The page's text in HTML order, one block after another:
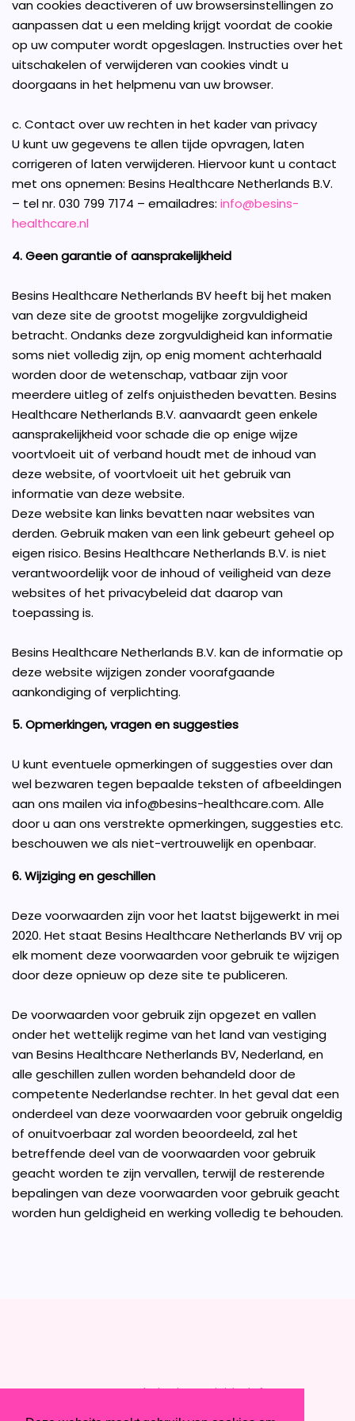
van cookies deactiveren of uw browsersinstellingen zo
aanpassen dat u een melding krijgt voordat de cookie
op uw computer wordt opgeslagen. Instructies over het
uitschakelen of verwijderen van cookies vindt u
doorgaans in het helpmenu van uw browser.
c. Contact over uw rechten in het kader van privacy
U kunt uw gegevens te allen tijde opvragen, laten
corrigeren of laten verwijderen. Hiervoor kunt u contact
met ons opnemen: Besins Healthcare Netherlands B.V.
– tel nr. 030 799 7174 – emailadres: info@besins-
healthcare.nl
4. Geen garantie of aansprakelijkheid
Besins Healthcare Netherlands BV heeft bij het maken
van deze site de grootst mogelijke zorgvuldigheid
betracht. Ondanks deze zorgvuldigheid kan informatie
soms niet volledig zijn, op enig moment achterhaald
worden door de wetenschap, vatbaar zijn voor
meerdere uitleg of zelfs onjuistheden bevatten. Besins
Healthcare Netherlands B.V. aanvaardt geen enkele
aansprakelijkheid voor schade die op enige wijze
voortvloeit uit of verband houdt met de inhoud van
deze website, of voortvloeit uit het gebruik van
informatie van deze website.
Deze website kan links bevatten naar websites van
derden. Gebruik maken van een link gebeurt geheel op
eigen risico. Besins Healthcare Netherlands B.V. is niet
verantwoordelijk voor de inhoud of veiligheid van deze
websites of het privacybeleid dat daarop van
toepassing is.
Besins Healthcare Netherlands B.V. kan de informatie op
deze website wijzigen zonder voorafgaande
aankondiging of verplichting.
5. Opmerkingen, vragen en suggesties
U kunt eventuele opmerkingen of suggesties over dan
wel bezwaren tegen bepaalde teksten of afbeeldingen
aan ons mailen via info@besins-healthcare.com. Alle
door u aan ons verstrekte opmerkingen, suggesties etc.
beschouwen we als niet-vertrouwelijk en openbaar.
6. Wijziging en geschillen
Deze voorwaarden zijn voor het laatst bijgewerkt in mei
2020. Het staat Besins Healthcare Netherlands BV vrij op
elk moment deze voorwaarden voor gebruik te wijzigen
door deze opnieuw op deze site te publiceren.
De voorwaarden voor gebruik zijn opgezet en vallen
onder het wettelijk regime van het land van vestiging
van Besins Healthcare Netherlands BV, Nederland, en
alle geschillen zullen worden behandeld door de
competente Nederlandse rechter. In het geval dat een
onderdeel van deze voorwaarden voor gebruik ongeldig
of onuitvoerbaar zal worden beoordeeld, zal het
betreffende deel van de voorwaarden voor gebruik
geacht worden te zijn vervallen, terwijl de resterende
bepalingen van deze voorwaarden voor gebruik geacht
worden hun geldigheid en werking volledig te behouden.
Deze website is een initiatief